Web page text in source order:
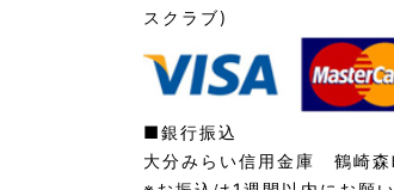
スクラブ)
■銀行振込
大分みらい信用金庫 鶴崎